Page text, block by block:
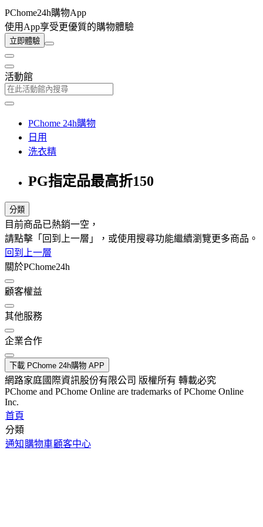
PChome24h購物App
使用App享受更優質的購物體驗
立即體驗
活動館
PChome 24h購物
日用
洗衣精
PG指定品最高折150
分類
目前商品已熱銷一空，
請點擊「回到上一層」，或使用搜尋功能繼續瀏覽更多商品。
回到上一層
關於PChome24h
顧客權益
其他服務
企業合作
下載 PChome 24h購物 APP
網路家庭國際資訊股份有限公司 版權所有 轉載必究
PChome and PChome Online are trademarks of PChome Online
Inc.
首頁
分類
通知 購物車顧客中心